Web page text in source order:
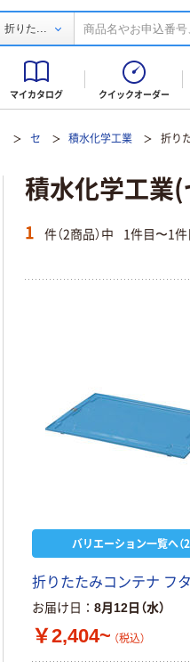
折りた...
マイカタログ クイックオーダー
セ 積水化学工業 折り
積水化学工業(
1 件（2商品）中 1件目〜1
バリエーション一覧へ（2
折りたたみコンテナ フ
お届け日 8月12日（水）
￥2,404~ （税込）